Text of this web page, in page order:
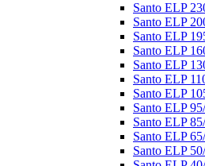
Santo ELP
Santo ELP
Santo ELP
Santo ELP
Santo ELP
Santo ELP
Santo ELP
Santo ELP
Santo ELP
Santo ELP
Santo ELP